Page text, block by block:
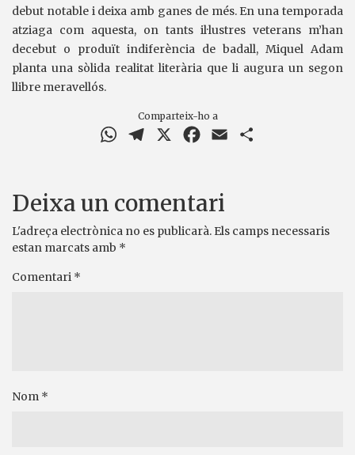
debut notable i deixa amb ganes de més. En una temporada
atziaga com aquesta, on tants il·lustres veterans m’han
decebut o produït indiferència de badall, Miquel Adam
planta una sòlida realitat literària que li augura un segon
llibre meravellós.
Comparteix-ho a
WhatsAppTelegram Facebook
Email
Deixa un comentari
L'adreça electrònica no es publicarà. Els camps necessaris
estan marcats amb *
Comentari *
Nom *